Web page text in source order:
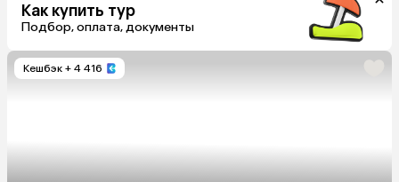
Как купить тур
Подбор, оплата, документы
Кешбэк + 4 416